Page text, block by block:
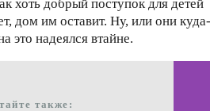
хоть добрый поступок для детей
дом им оставит. Ну, или они куда-
это надеялся втайне.
также: